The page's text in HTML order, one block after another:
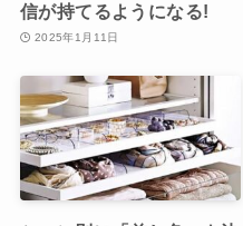
信が持てるようになる!
2025年1月11日